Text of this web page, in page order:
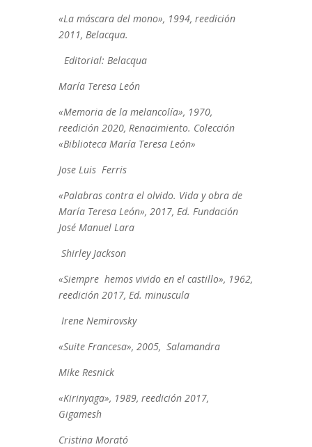
«La máscara del mono», 1994, reedición
2011, Belacqua.
Editorial: Belacqua
María Teresa León
«Memoria de la melancolía», 1970,
reedición 2020, Renacimiento. Colección
«Biblioteca María Teresa León»
Jose Luis Ferris
«Palabras contra el olvido. Vida y obra de
María Teresa León», 2017, Ed. Fundación
José Manuel Lara
Shirley Jackson
«Siempre hemos vivido en el castillo», 1962,
reedición 2017, Ed. minuscula
Irene Nemirovsky
«Suite Francesa», 2005, Salamandra
Mike Resnick
«Kirinyaga», 1989, reedición 2017,
Gigamesh
Cristina Morató